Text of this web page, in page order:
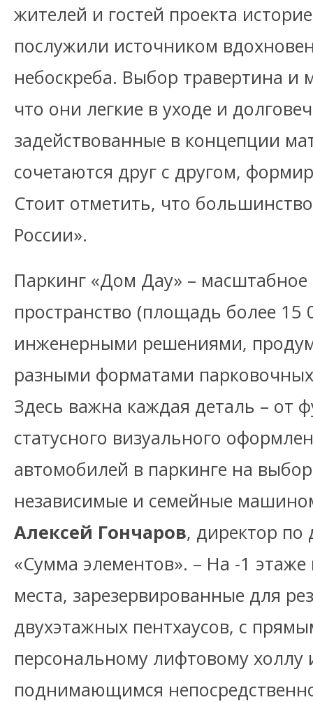
жителей и гостей проекта
послужили источником
небоскреба. Выбор травертина и
что они легкие в уходе и
задействованные в концепции
сочетаются друг с другом,
Стоит отметить, что
России».
Паркинг «Дом Дау» – масштабное
пространство (площадь более 15
инженерными решениями,
разными форматами
Здесь важна каждая деталь – от
статусного визуального
автомобилей в паркинге на
независимые и семейные
Алексей Гончаров, директор по
«Сумма элементов». – На -1 этаже
места, зарезервированные для
двухэтажных пентхаусов, с
персональному лифтовому холлу
поднимающимся